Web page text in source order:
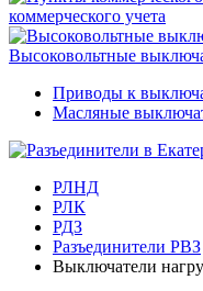
коммерческого учета
Высоковольтные
Приводы к
Масляные
РЛНД
РЛК
РДЗ
Разъединители РВЗ
Выключатели